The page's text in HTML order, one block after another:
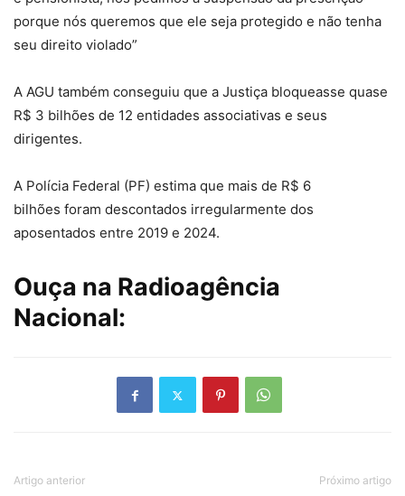
porque nós queremos que ele seja protegido e não tenha
seu direito violado”
A AGU também conseguiu que a Justiça bloqueasse quase
R$ 3 bilhões de 12 entidades associativas e seus
dirigentes.
A Polícia Federal (PF) estima que mais de R$ 6
bilhões foram descontados irregularmente dos
aposentados entre 2019 e 2024.
Ouça na Radioagência
Nacional:
Artigo anterior Próximo artigo